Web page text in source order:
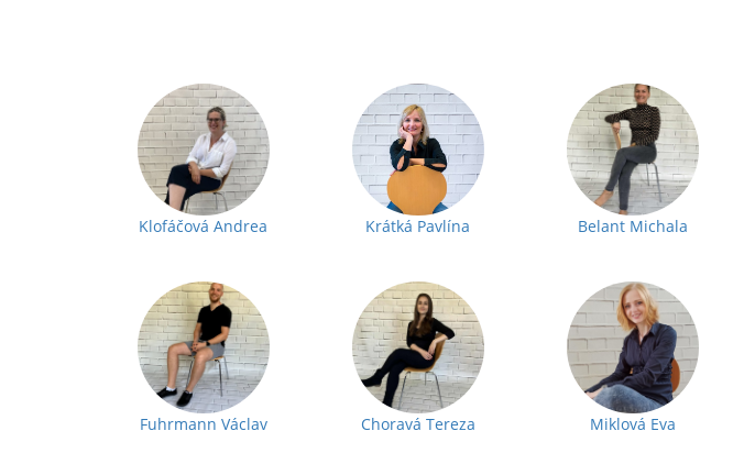
Klofáčová Andrea Krátká Pavlína Belant Michala
Fuhrmann Václav Choravá Tereza Miklová Eva